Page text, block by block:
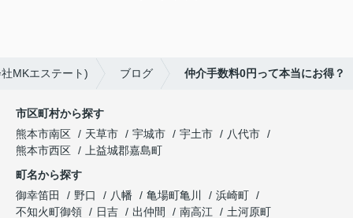
MKエステート) ブログ 仲介手数料0円って本当にお得？
市区町村から探す
熊本市南区
天草市 宇城市 宇土市
八代市
熊本市西区
上益城郡嘉島町
町名から探す
御幸笛田
野口 八幡 亀場町亀川
浜崎町
不知火町御領
日吉 出仲間 南高江
土河原町